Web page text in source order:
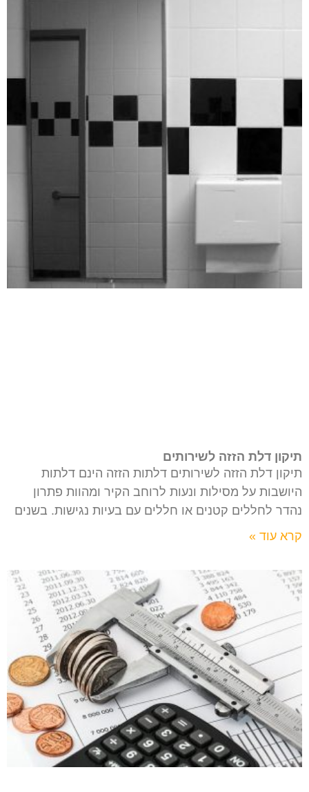
תיקון דלת הזזה לשירותים
תיקון דלת הזזה לשירותים דלתות הזזה הינם דלתות
היושבות על מסילות ונעות לרוחב הקיר ומהוות פתרון
נהדר לחללים קטנים או חללים עם בעיות נגישות. בשנים
קרא עוד »